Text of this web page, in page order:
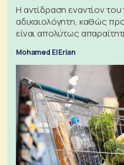
Η αντίδραση εναντίον
αδικαιολόγητη, καθώς
είναι απολύτως
Mohamed El Erian